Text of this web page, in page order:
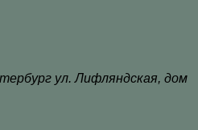
ул. Лифляндская, дом